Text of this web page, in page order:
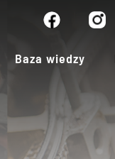
Baza wiedzy